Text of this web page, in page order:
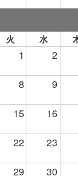
火 水
1 2
8 9
15 16
22 23
29 30